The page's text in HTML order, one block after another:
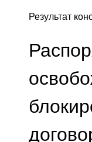
Результат